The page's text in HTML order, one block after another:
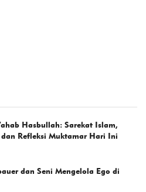
Hasbullah: Sarekat Islam,
Refleksi Muktamar Hari Ini
dan Seni Mengelola Ego di